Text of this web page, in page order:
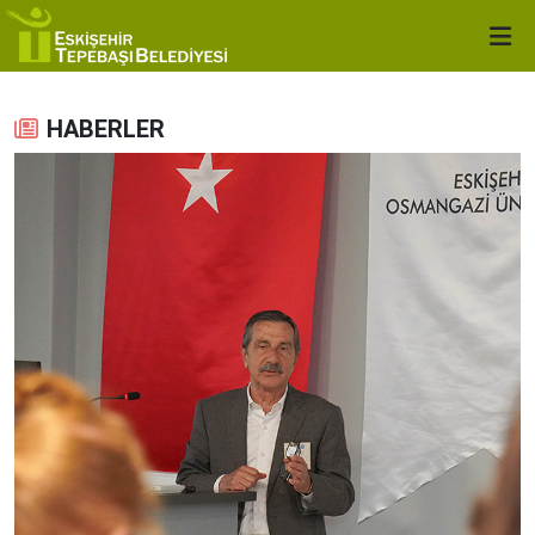
HABERLER